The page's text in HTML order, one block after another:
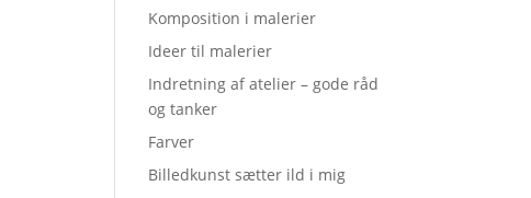
Komposition i malerier
Ideer til malerier
Indretning af atelier – gode råd
og tanker
Farver
Billedkunst sætter ild i mig